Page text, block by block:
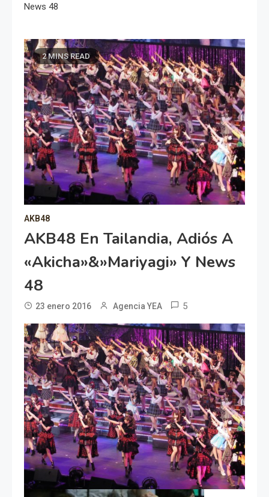
News 48
2 MINS READ
AKB48
AKB48 En Tailandia, Adiós A
«Akicha»&»Mariyagi» Y News
48
23 enero 2016 Agencia YEA 5